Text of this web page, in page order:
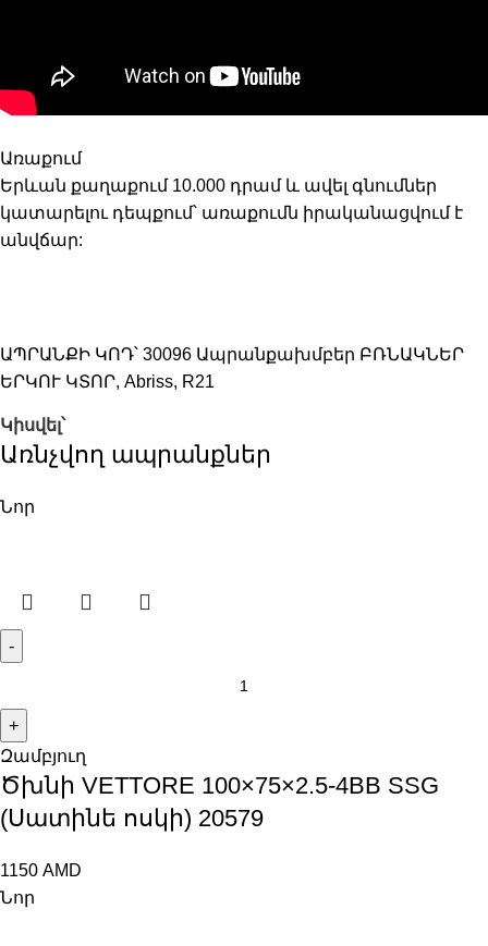
Առաքում
Երևան քաղաքում 10.000 դրամ և ավել գնումներ
կատարելու դեպքում՝ առաքումն իրականացվում է
անվճար:
ԱՊՐԱՆՔԻ ԿՈԴ՝ 30096 Ապրանքախմբեր ԲՌՆԱԿՆԵՐ
ԵՐԿՈՒ ԿՏՈՐ, Abriss, R21
Կիսվել՝
Առնչվող ապրանքներ
Նոր
Զամբյուղ
Ծխնի VETTORE 100×75×2.5-4BB SSG
(Սատինե ոսկի) 20579
1150 AMD
Նոր